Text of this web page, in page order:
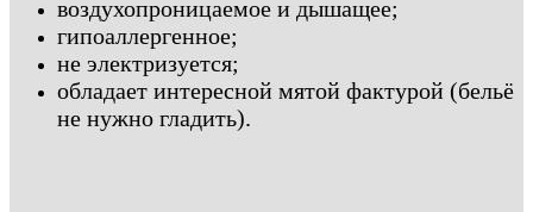
воздухопроницаемое и дышащее;
гипоаллергенное;
не электризуется;
обладает интересной мятой фактурой (бельё
не нужно гладить).